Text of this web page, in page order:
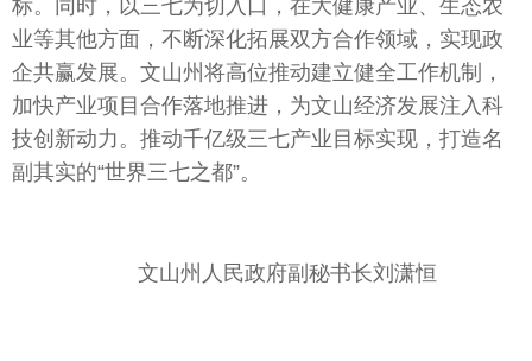
标。同时，以三七为切入口，在大健康产业、生态农
业等其他方面，不断深化拓展双方合作领域，实现政
企共赢发展。文山州将高位推动建立健全工作机制，
加快产业项目合作落地推进，为文山经济发展注入科
技创新动力。推动千亿级三七产业目标实现，打造名
副其实的“世界三七之都”。
文山州人民政府副秘书长刘潇恒